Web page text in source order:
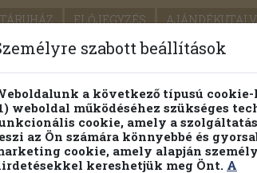
ELŐJEGYZÉS
PILLANATNYI ÁRAINK
Részletes kereső
szabott beállítások
a következő típusú
weboldal működéséhez szükséges
cookie, amely a
az Ön számára könnyebbé és
cookie, amely alapján
kereshetjük meg Önt. A